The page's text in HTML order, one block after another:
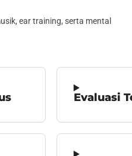
ear training, serta mental
Evaluasi